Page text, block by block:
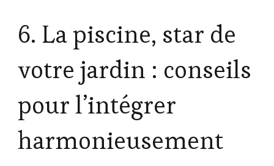
6. La piscine, star de
votre jardin : conseils
pour l’intégrer
harmonieusement